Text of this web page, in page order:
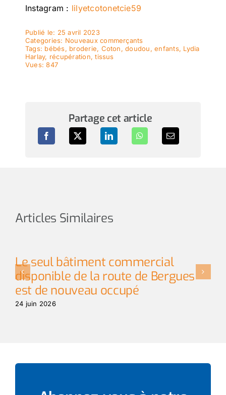
Instagram : lilyetcotonetcie59
Publié le: 25 avril 2023
Categories: Nouveaux commerçants
Tags: bébés, broderie, Coton,doudou,enfants, Lydia
Harlay, récupération,tissus
Vues: 847
Partage cet article
Articles Similaires
Le seul bâtiment commercial
disponible de la route de Bergues
est de nouveau occupé
24 juin 2026